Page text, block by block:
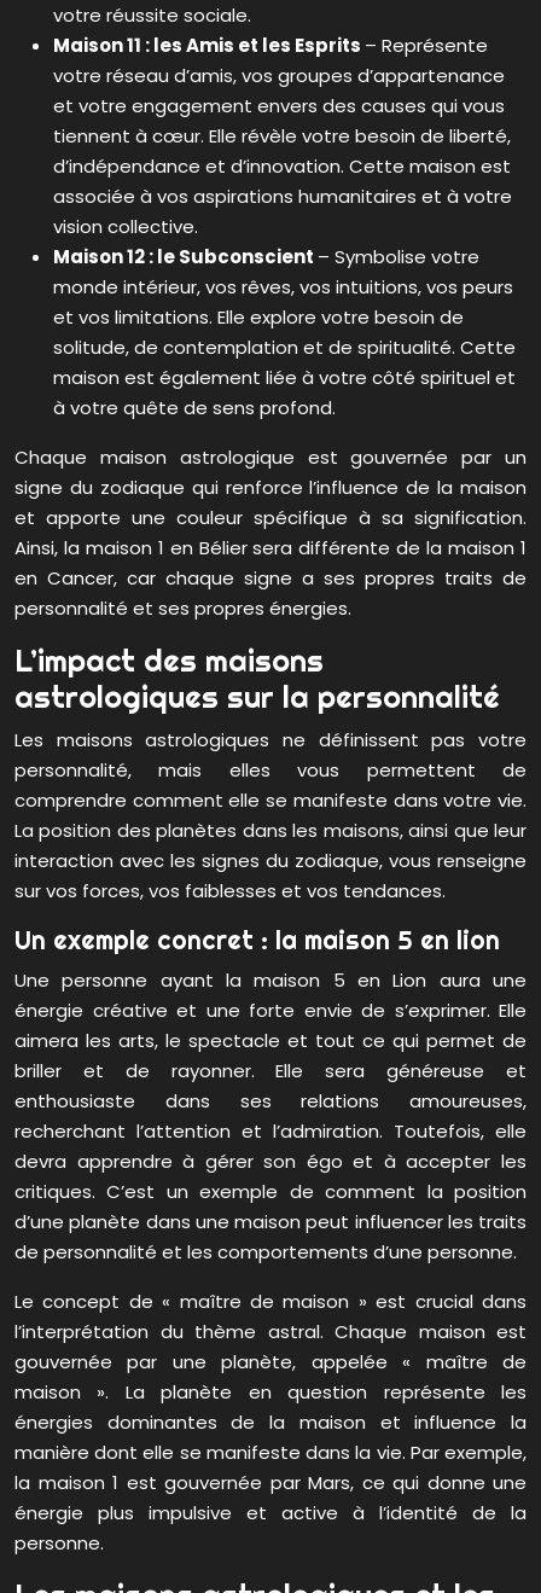
votre réussite sociale.
Maison 11 : les Amis et les Esprits – Représente
votre réseau d’amis, vos groupes d’appartenance
et votre engagement envers des causes qui vous
tiennent à cœur. Elle révèle votre besoin de liberté,
d’indépendance et d’innovation. Cette maison est
associée à vos aspirations humanitaires et à votre
vision collective.
Maison 12 : le Subconscient – Symbolise votre
monde intérieur, vos rêves, vos intuitions, vos peurs
et vos limitations. Elle explore votre besoin de
solitude, de contemplation et de spiritualité. Cette
maison est également liée à votre côté spirituel et
à votre quête de sens profond.
Chaque maison astrologique est gouvernée par un
signe du zodiaque qui renforce l’influence de la maison
et apporte une couleur spécifique à sa signification.
Ainsi, la maison 1 en Bélier sera différente de la maison 1
en Cancer, car chaque signe a ses propres traits de
personnalité et ses propres énergies.
L’impact des maisons
astrologiques sur la personnalité
Les maisons astrologiques ne définissent pas votre
personnalité, mais elles vous permettent de
comprendre comment elle se manifeste dans votre vie.
La position des planètes dans les maisons, ainsi que leur
interaction avec les signes du zodiaque, vous renseigne
sur vos forces, vos faiblesses et vos tendances.
Un exemple concret : la maison 5 en lion
Une personne ayant la maison 5 en Lion aura une
énergie créative et une forte envie de s’exprimer. Elle
aimera les arts, le spectacle et tout ce qui permet de
briller et de rayonner. Elle sera généreuse et
enthousiaste dans ses relations amoureuses,
recherchant l’attention et l’admiration. Toutefois, elle
devra apprendre à gérer son égo et à accepter les
critiques. C’est un exemple de comment la position
d’une planète dans une maison peut influencer les traits
de personnalité et les comportements d’une personne.
Le concept de « maître de maison » est crucial dans
l’interprétation du thème astral. Chaque maison est
gouvernée par une planète, appelée « maître de
maison ». La planète en question représente les
énergies dominantes de la maison et influence la
manière dont elle se manifeste dans la vie. Par exemple,
la maison 1 est gouvernée par Mars, ce qui donne une
énergie plus impulsive et active à l’identité de la
personne.